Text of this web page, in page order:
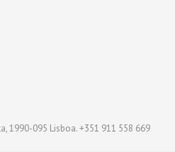
1990-095 Lisboa. +351 911 558 669